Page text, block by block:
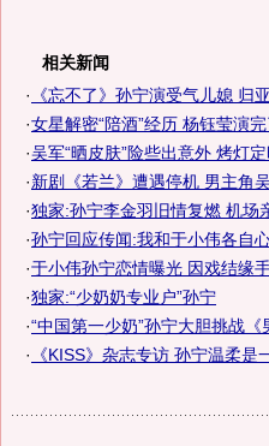
相关新闻
· 《忘不了》孙宁演受气儿媳 归
·女星解密“陪酒”经历 杨钰莹演完
·吴军“晒皮肤”险些出意外 烤灯定
·新剧《若兰》遭遇停机 男主角
·独家:孙宁李金羽旧情复燃 机场
·孙宁回应传闻:我和于小伟各自
·于小伟孙宁恋情曝光 因戏结缘
·独家:“少奶奶专业户”孙宁
·“中国第一少奶”孙宁大胆挑战《
·
《KISS》杂志专访 孙宁温柔是